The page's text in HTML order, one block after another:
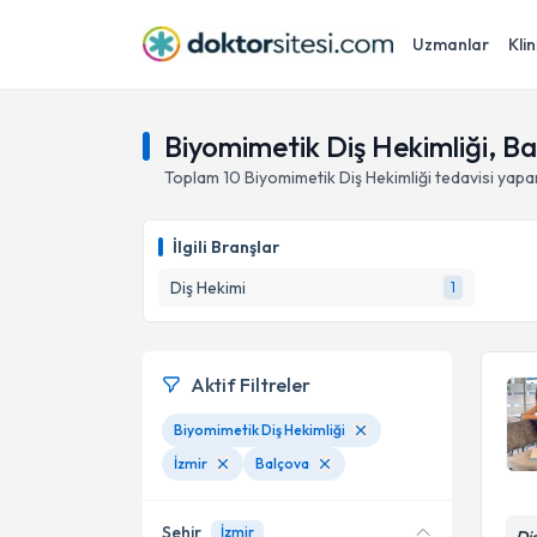
Uzmanlar
Biyomimetik Diş Hekimliği,
Toplam 10 Biyomimetik Diş Hekimliği tedavisi
İlgili Branşlar
Diş Hekimi
1
Aktif Filtreler
Biyomimetik Diş Hekimliği
İzmir
Balçova
Şehir İzmir